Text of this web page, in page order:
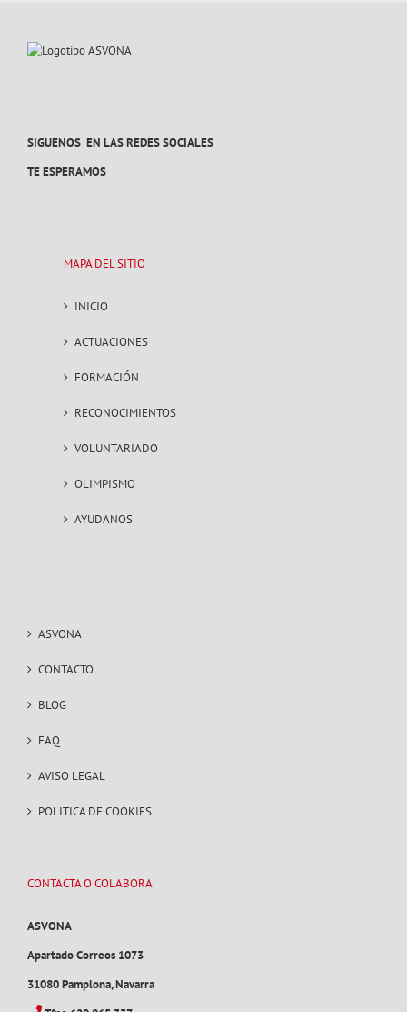
SIGUENOS EN LAS REDES SOCIALES
TE ESPERAMOS
MAPA DEL SITIO
INICIO
ACTUACIONES
FORMACIÓN
RECONOCIMIENTOS
VOLUNTARIADO
OLIMPISMO
AYUDANOS
ASVONA
CONTACTO
BLOG
FAQ
AVISO LEGAL
POLITICA DE COOKIES
CONTACTA O COLABORA
ASVONA
Apartado Correos 1073
31080 Pamplona, Navarra